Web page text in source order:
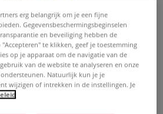
erg belangrijk om je een fijne
Gegevensbeschermingsbeginselen
en beveiliging hebben de
te klikken, geef je toestemming
op je apparaat om de navigatie van de
van de website te analyseren en onze
Natuurlijk kun je je
wijzigen of intrekken in de instellingen. Je